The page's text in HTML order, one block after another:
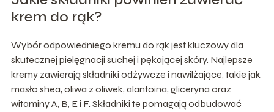
krem do rąk?
Wybór odpowiedniego kremu do rąk jest kluczowy dla
skutecznej pielęgnacji suchej i pękającej skóry. Najlepsze
kremy zawierają składniki odżywcze i nawilżające, takie jak
masło shea, oliwa z oliwek, alantoina, gliceryna oraz
witaminy A, B, E i F. Składniki te pomagają odbudować